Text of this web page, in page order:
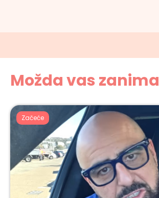
Možda vas zanima
Začeće